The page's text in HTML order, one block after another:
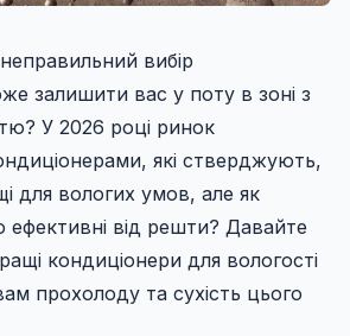
вибір
залишити вас у поту в зоні з
У 2026 році ринок
які стверджують,
для вологих умов, але як
ефективні від решти? Давайте
кондиціонери для вологості
прохолоду та сухість цього